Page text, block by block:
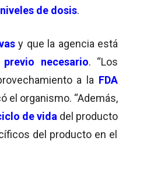
de dosis.
y que la agencia está
necesario. “Los
a la FDA
el organismo. “Además,
de vida del producto
del producto en el